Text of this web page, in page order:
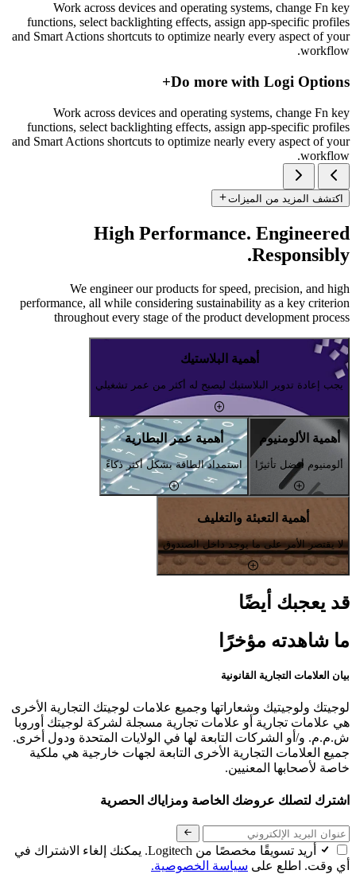
Work across devices and operating systems, change Fn key
functions, select backlighting effects, assign app-specific profiles
and Smart Actions shortcuts to optimize nearly every aspect of your
workflow.
Do more with Logi Options+
Work across devices and operating systems, change Fn key
functions, select backlighting effects, assign app-specific profiles
and Smart Actions shortcuts to optimize nearly every aspect of your
workflow.
اكتشف المزيد من الميزات
High Performance. Engineered
Responsibly.
We engineer our products for speed, precision, and high
performance, all while considering sustainability as a key criterion
throughout every stage of the product development process
أهمية البلاستيك
يجب إعادة تدوير البلاستيك ليصبح له أكثر من عمر تشغيلي
أهمية الألومنيوم
ألومنيوم أفضل تأثيرًا
أهمية عمر البطارية
استمداد الطاقة بشكل أكثر ذكاءً
أهمية التعبئة والتغليف
لا يقتصر الأمر على ما يوجد داخل الصندوق
قد يعجبك أيضًا
ما شاهدته مؤخرًا
بيان العلامات التجارية القانونية
لوجيتك ولوجيتيك وشعاراتها وجميع علامات لوجيتك التجارية الأخرى
هي علامات تجارية أو علامات تجارية مسجلة لشركة لوجيتك أوروبا
ش.م.م. و/أو الشركات التابعة لها في الولايات المتحدة ودول أخرى.
جميع العلامات التجارية الأخرى التابعة لجهات خارجية هي ملكية
خاصة لأصحابها المعنيين.
اشترك لتصلك عروضك الخاصة ومزاياك الحصرية
أريد تسويقًا مخصصًا من Logitech. يمكنك إلغاء الاشتراك في
أي وقت. اطلع على سياسة الخصوصية.